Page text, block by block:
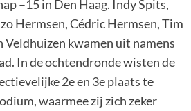
–15 in Den Haag. Indy Spits,
Hermsen, Cédric Hermsen, Tim
Veldhuizen kwamen uit namens
In de ochtendronde wisten de
2e en 3e plaats te
waarmee zij zich zeker